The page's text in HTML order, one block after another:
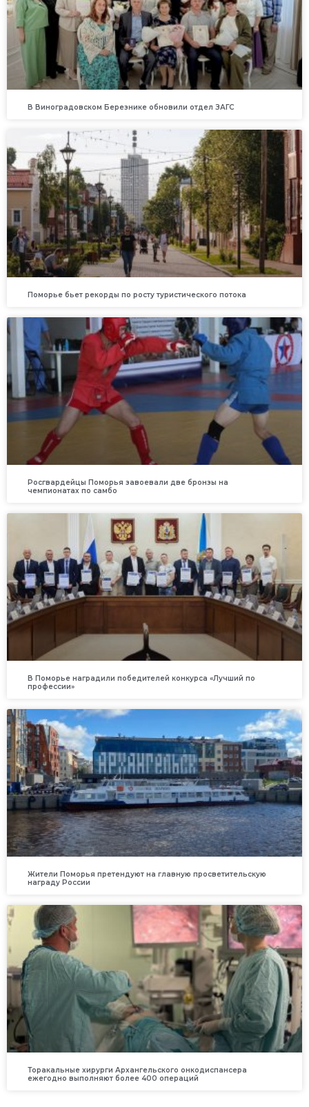
В Виноградовском Березнике обновили отдел ЗАГС
Поморье бьет рекорды по росту туристического потока
Росгвардейцы Поморья завоевали две бронзы на
чемпионатах по самбо
В Поморье наградили победителей конкурса «Лучший по
профессии»
Жители Поморья претендуют на главную просветительскую
награду России
Торакальные хирурги Архангельского онкодиспансера
ежегодно выполняют более 400 операций